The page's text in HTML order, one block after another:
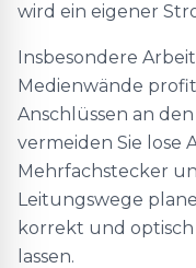
wird ein eigener
Insbesondere
Medienwände
Anschlüssen an
vermeiden Sie lose
Mehrfachstecker
Leitungswege
korrekt und
lassen.